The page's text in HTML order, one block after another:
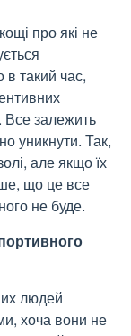
про які не
в такий час,
Все залежить
уникнути. Так,
але якщо їх
що це все
не буде.
людей
хоча вони не